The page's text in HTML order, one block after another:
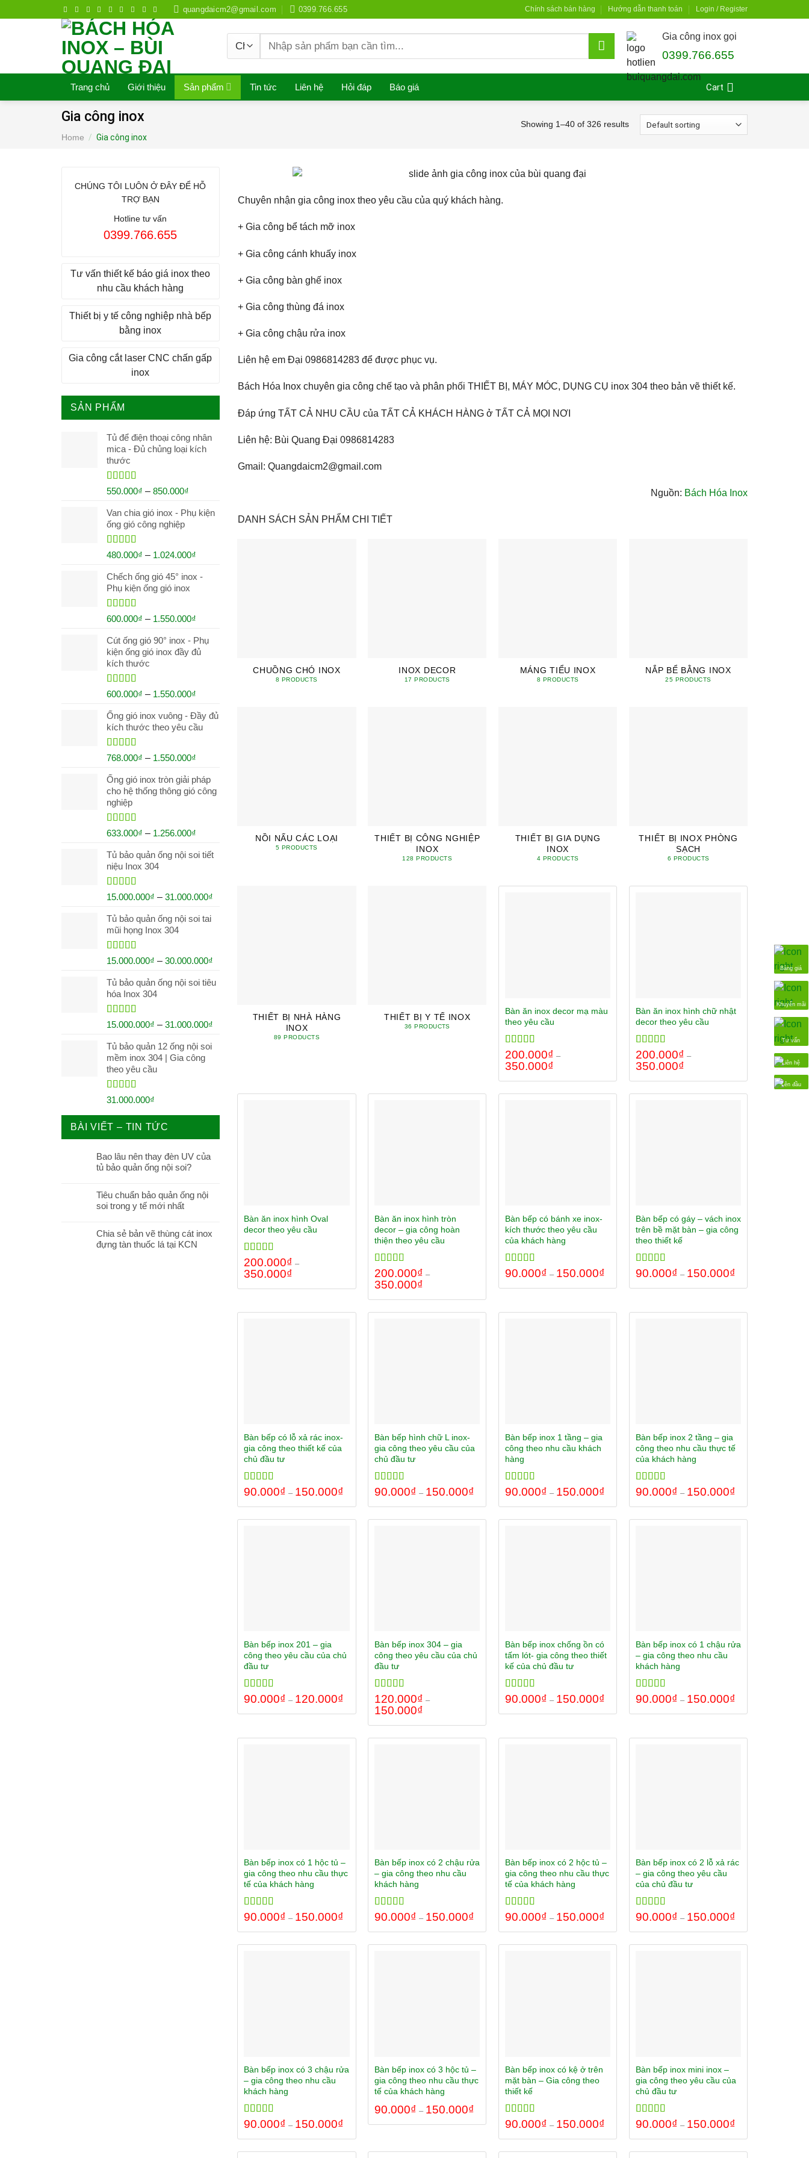
to
quangdaicm2@gmail.com 0399.766.655 Chính sách bán hàng Hướng dẫn thanh toán Login / Register
Search
Gia công inox gọi
0399.766.655
Trang chủ Giới thiệu Sản phẩm Tin tức Liên hệ Hỏi đáp Báo giá Cart
Gia công inox
Home / Gia công inox
Showing 1–40 of 326 results
CHÚNG TÔI LUÔN Ở ĐÂY ĐỂ HỖ
TRỢ BẠN
Hotline tư vấn
0399.766.655
Tư vấn thiết kế báo giá inox theo
nhu cầu khách hàng
Thiết bị y tế công nghiệp nhà bếp
bằng inox
Gia công cắt laser CNC chấn gấp
inox
SẢN PHẨM
Tủ để điện thoại công nhân
mica - Đủ chủng loại kích
thước
Rated5.00
550.000₫ – 850.000₫
Van chia gió inox - Phụ kiện
ống gió công nghiệp
Rated5.00
480.000₫ – 1.024.000₫
Chếch ống gió 45° inox -
Phụ kiện ống gió inox
Rated5.00
600.000₫ – 1.550.000₫
Cút ống gió 90° inox - Phụ
kiện ống gió inox đầy đủ
kích thước
Rated5.00
600.000₫ – 1.550.000₫
Ống gió inox vuông - Đầy đủ
kích thước theo yêu cầu
Rated5.00
768.000₫ – 1.550.000₫
Ống gió inox tròn giải pháp
cho hệ thống thông gió công
nghiệp
Rated5.00
633.000₫ – 1.256.000₫
Tủ bảo quản ống nội soi tiết
niệu Inox 304
Rated5.00
15.000.000₫ – 31.000.000₫
Tủ bảo quản ống nội soi tai
mũi họng Inox 304
Rated5.00
15.000.000₫ – 30.000.000₫
Tủ bảo quản ống nội soi tiêu
hóa Inox 304
Rated5.00
15.000.000₫ – 31.000.000₫
Tủ bảo quản 12 ống nội soi
mềm inox 304 | Gia công
theo yêu cầu
Rated5.00
31.000.000₫
BÀI VIẾT – TIN TỨC
Bao lâu nên thay đèn UV của
tủ bảo quản ống nội soi?
Tiêu chuẩn bảo quản ống nội
soi trong y tế mới nhất
Chia sẻ bản vẽ thùng cát inox
đựng tàn thuốc lá tại KCN
Chuyên nhận gia công inox theo yêu cầu của quý khách hàng.
+ Gia công bể tách mỡ inox
+ Gia công cánh khuấy inox
+ Gia công bàn ghế inox
+ Gia công thùng đá inox
+ Gia công chậu rửa inox
Liên hệ em Đại 0986814283 để được phục vụ.
Bách Hóa Inox chuyên gia công chế tạo và phân phối THIẾT BỊ, MÁY MÓC, DỤNG CỤ inox 304 theo bản vẽ thiết kế.
Đáp ứng TẤT CẢ NHU CẦU của TẤT CẢ KHÁCH HÀNG ở TẤT CẢ MỌI NƠI
Liên hệ: Bùi Quang Đại 0986814283
Gmail: Quangdaicm2@gmail.com
Nguồn: Bách Hóa Inox
DANH SÁCH SẢN PHẨM CHI TIẾT
CHUỒNG CHÓ INOX
8 PRODUCTS
INOX DECOR
17 PRODUCTS
MÁNG TIỂU INOX
8 PRODUCTS
NẮP BỂ BẰNG INOX
25 PRODUCTS
NỒI NẤU CÁC LOẠI
5 PRODUCTS
THIẾT BỊ CÔNG NGHIỆP
INOX
128 PRODUCTS
THIẾT BỊ GIA DỤNG
INOX
4 PRODUCTS
THIẾT BỊ INOX PHÒNG
SẠCH
6 PRODUCTS
THIẾT BỊ NHÀ HÀNG
INOX
89 PRODUCTS
THIẾT BỊ Y TẾ INOX
36 PRODUCTS
Bàn ăn inox decor mạ màu
theo yêu cầu
Rated5.00
out of 5
200.000₫ –
350.000₫
Bàn ăn inox hình chữ nhật
decor theo yêu cầu
Rated5.00
out of 5
200.000₫ –
350.000₫
Bàn ăn inox hình Oval
decor theo yêu cầu
Rated5.00
out of 5
200.000₫ –
350.000₫
Bàn ăn inox hình tròn
decor – gia công hoàn
thiện theo yêu cầu
Rated5.00
out of 5
200.000₫ –
350.000₫
Bàn bếp có bánh xe inox-
kích thước theo yêu cầu
của khách hàng
Rated5.00
90.000₫ – 150.000₫
Bàn bếp có gáy – vách inox
trên bề mặt bàn – gia công
theo thiết kế
Rated5.00
90.000₫ – 150.000₫
Bàn bếp có lỗ xả rác inox-
gia công theo thiết kế của
chủ đầu tư
Rated5.00
90.000₫ – 150.000₫
Bàn bếp hình chữ L inox-
gia công theo yêu cầu của
chủ đầu tư
Rated5.00
90.000₫ – 150.000₫
Bàn bếp inox 1 tầng – gia
công theo nhu cầu khách
hàng
Rated5.00
90.000₫ – 150.000₫
Bàn bếp inox 2 tầng – gia
công theo nhu cầu thực tế
của khách hàng
Rated5.00
90.000₫ – 150.000₫
Bàn bếp inox 201 – gia
công theo yêu cầu của chủ
đầu tư
Rated5.00
90.000₫ – 120.000₫
Bàn bếp inox 304 – gia
công theo yêu cầu của chủ
đầu tư
Rated5.00
out of 5
120.000₫ –
150.000₫
Bàn bếp inox chống ồn có
tấm lót- gia công theo thiết
kế của chủ đầu tư
Rated5.00
90.000₫ – 150.000₫
Bàn bếp inox có 1 chậu rửa
– gia công theo nhu cầu
khách hàng
Rated5.00
90.000₫ – 150.000₫
Bàn bếp inox có 1 hộc tủ –
gia công theo nhu cầu thực
tế của khách hàng
Rated5.00
90.000₫ – 150.000₫
Bàn bếp inox có 2 chậu rửa
– gia công theo nhu cầu
khách hàng
Rated5.00
90.000₫ – 150.000₫
Bàn bếp inox có 2 hộc tủ –
gia công theo nhu cầu thực
tế của khách hàng
Rated5.00
90.000₫ – 150.000₫
Bàn bếp inox có 2 lỗ xả rác
– gia công theo yêu cầu
của chủ đầu tư
Rated5.00
90.000₫ – 150.000₫
Bàn bếp inox có 3 chậu rửa
– gia công theo nhu cầu
khách hàng
Rated5.00
90.000₫ – 150.000₫
Bàn bếp inox có 3 hộc tủ –
gia công theo nhu cầu thực
tế của khách hàng
90.000₫ – 150.000₫
Bàn bếp inox có kệ ở trên
mặt bàn – Gia công theo
thiết kế
Rated5.00
90.000₫ – 150.000₫
Bàn bếp inox mini inox –
gia công theo yêu cầu của
chủ đầu tư
Rated5.00
90.000₫ – 150.000₫
Bảng giá
Khuyến mãi
Tư vấn
Liên hệ
Lên đầu